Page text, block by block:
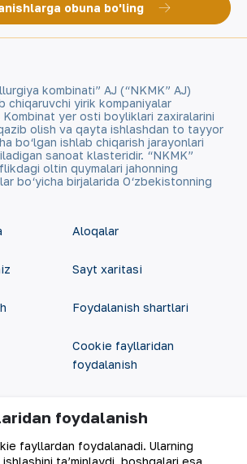
obuna bo'ling
kombinati” AJ (“NKMK” AJ)
chiqaruvchi yirik kompaniyalar
yer osti boyliklari zaxiralarini
olish va qayta ishlashdan to tayyor
bo‘lgan ishlab chiqarish jarayonlari
sanoat klasteridir. “NKMK”
oltin quymalari jahonning
bo‘yicha birjalarida O‘zbekistonning
Aloqalar
Sayt xaritasi
Foydalanish shartlari
Cookie fayllaridan
foydalanish
RSS feed
foydalanish
fayllardan foydalanadi. Ularning
ta’minlaydi, boshqalari esa